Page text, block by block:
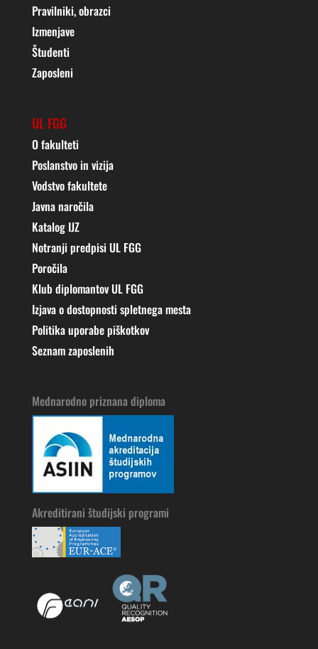
Pravilniki, obrazci
Izmenjave
Študenti
Zaposleni
UL FGG
O fakulteti
Poslanstvo in vizija
Vodstvo fakultete
Javna naročila
Katalog IJZ
Notranji predpisi UL FGG
Poročila
Klub diplomantov UL FGG
Izjava o dostopnosti spletnega mesta
Politika uporabe piškotkov
Seznam zaposlenih
Mednarodno priznana diploma
Akreditirani študijski programi